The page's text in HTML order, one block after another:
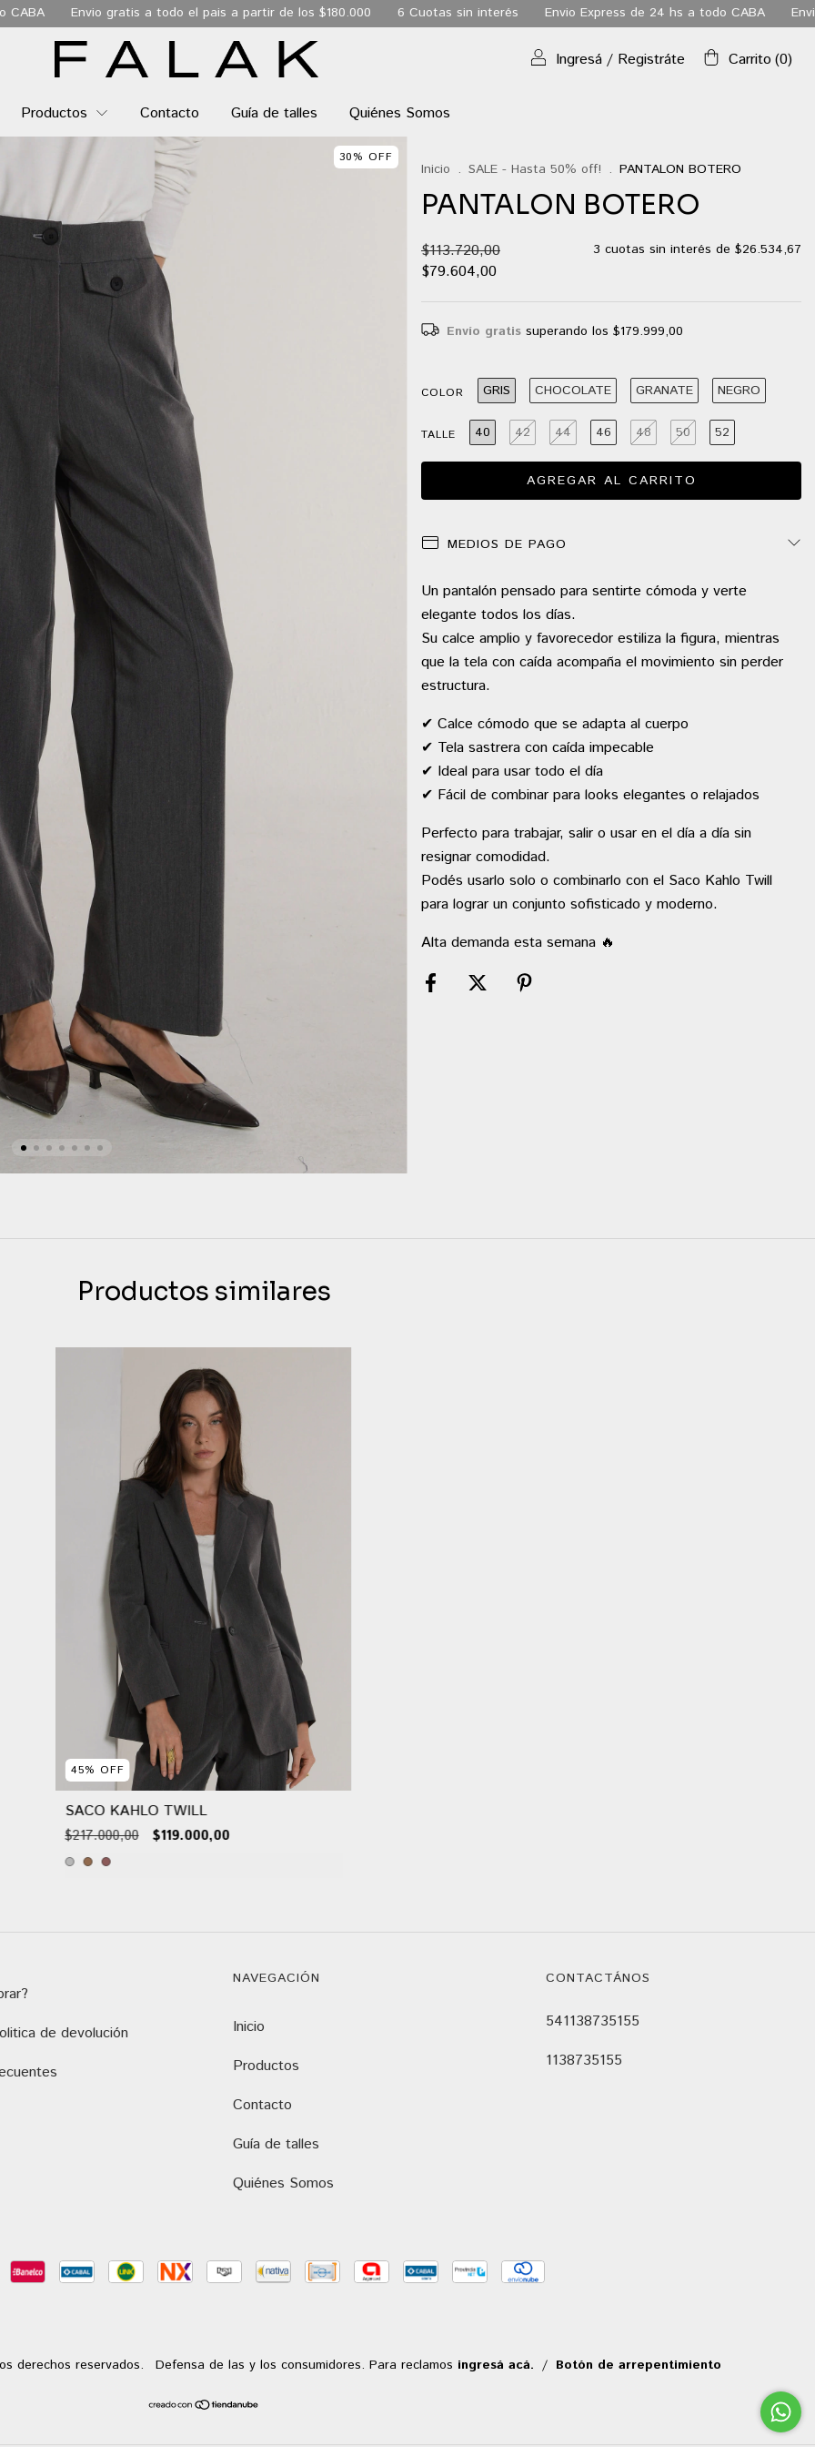
a todo el pais a partir de los $180.000 6 Cuotas sin interés Envio Express de 24 hs a todo CABA Envio gratis a todo el
Ingresá / Registráte Carrito (0)
Productos Contacto Guía de talles Quiénes Somos
30% OFF
Inicio . SALE - Hasta 50% off! . PANTALON BOTERO
PANTALON BOTERO
$113.720,00
$79.604,00
3 cuotas sin interés de $26.534,67
Envío gratis superando los $179.999,00
COLOR GRIS CHOCOLATE GRANATE NEGRO
TALLE 40 42 44 46 48 50 52
MEDIOS DE PAGO
Un pantalón pensado para sentirte cómoda y verte
elegante todos los días.
Su calce amplio y favorecedor estiliza la figura, mientras
que la tela con caída acompaña el movimiento sin perder
estructura.
✔ Calce cómodo que se adapta al cuerpo
✔ Tela sastrera con caída impecable
✔ Ideal para usar todo el día
✔ Fácil de combinar para looks elegantes o relajados
Perfecto para trabajar, salir o usar en el día a día sin
resignar comodidad.
Podés usarlo solo o combinarlo con el Saco Kahlo Twill
para lograr un conjunto sofisticado y moderno.
Alta demanda esta semana 🔥
Productos similares
45% OFF
SACO KAHLO TWILL
$217.000,00 $119.000,00
de devolución
NAVEGACIÓN
Inicio
Productos
Contacto
Guía de talles
Quiénes Somos
CONTACTÁNOS
541138735155
1138735155
derechos reservados. Defensa de las y los consumidores. Para reclamos ingresá acá. / Botón de arrepentimiento